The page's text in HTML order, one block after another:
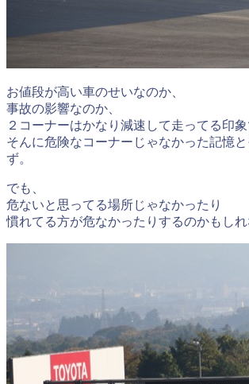
お値段が高い車のせいなのか、
事故の影響なのか、
２コーナーはかなり減速して走ってる印象
そんに危険なコーナーじゃなかった記憶
ず。
でも、
危ないと思ってる場所じゃなかったり
慣れてる方が危なかったりするのかもしれ